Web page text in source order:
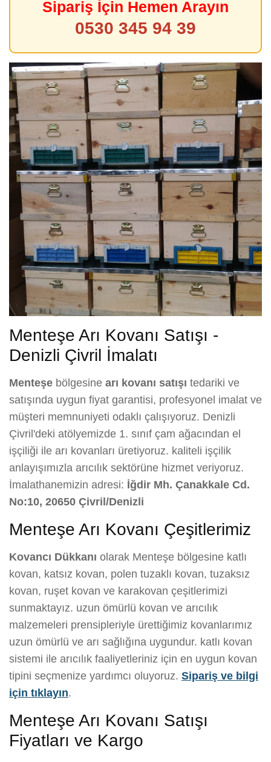
Sipariş İçin Hemen Arayın
0530 345 94 39
Menteşe Arı Kovanı Satışı -
Denizli Çivril İmalatı
Menteşe bölgesine arı kovanı satışı tedariki ve
satışında uygun fiyat garantisi, profesyonel imalat ve
müşteri memnuniyeti odaklı çalışıyoruz. Denizli
Çivril'deki atölyemizde 1. sınıf çam ağacından el
işçiliği ile arı kovanları üretiyoruz. kaliteli işçilik
anlayışımızla arıcılık sektörüne hizmet veriyoruz.
İmalathanemizin adresi: İğdir Mh. Çanakkale Cd.
No:10, 20650 Çivril/Denizli
Menteşe Arı Kovanı Çeşitlerimiz
Kovancı Dükkanı olarak Menteşe bölgesine katlı
kovan, katsız kovan, polen tuzaklı kovan, tuzaksız
kovan, ruşet kovan ve karakovan çeşitlerimizi
sunmaktayız. uzun ömürlü kovan ve arıcılık
malzemeleri prensipleriyle ürettiğimiz kovanlarımız
uzun ömürlü ve arı sağlığına uygundur. katlı kovan
sistemi ile arıcılık faaliyetleriniz için en uygun kovan
tipini seçmenize yardımcı oluyoruz. Sipariş ve bilgi
için tıklayın.
Menteşe Arı Kovanı Satışı
Fiyatları ve Kargo